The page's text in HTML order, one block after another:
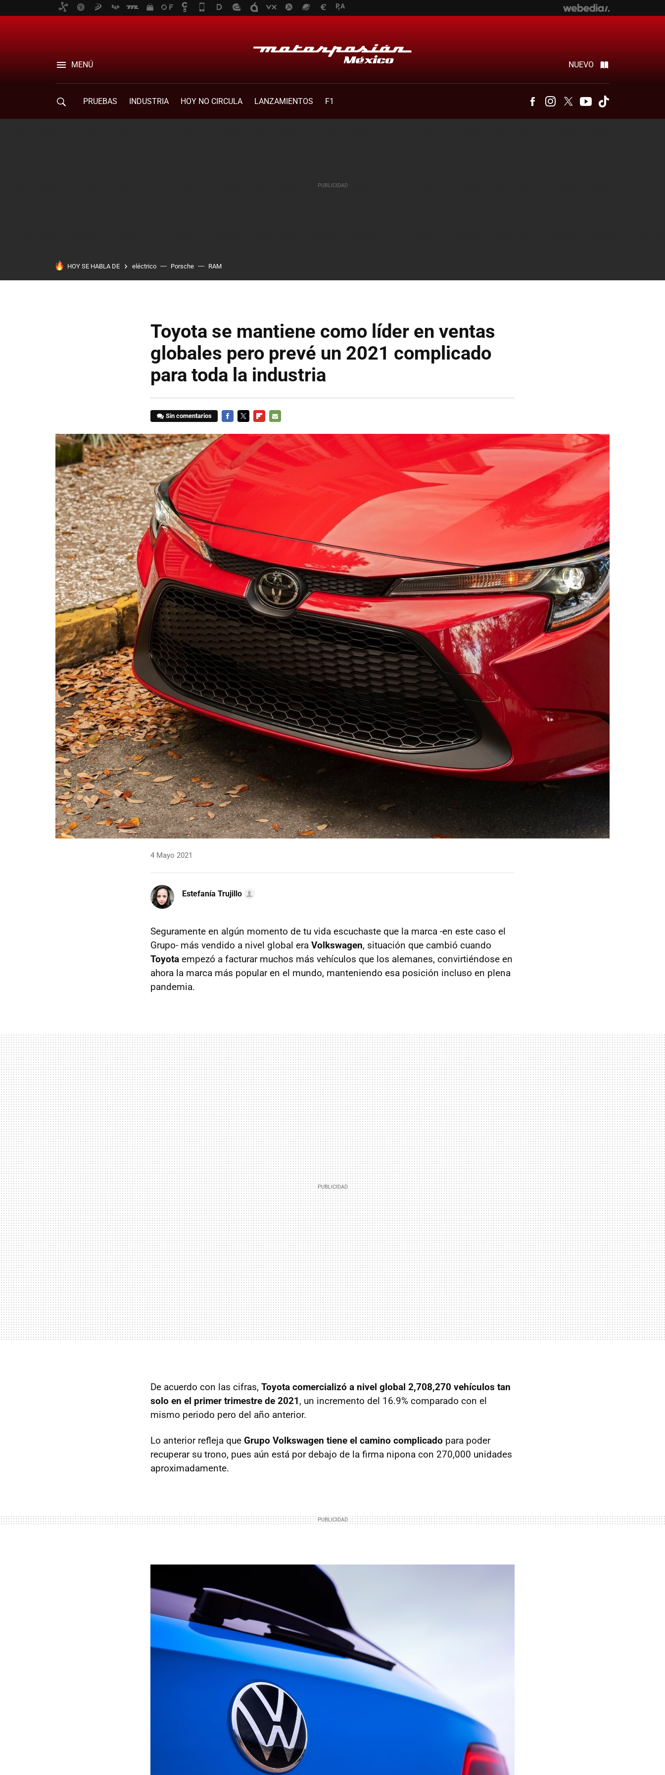
MENÚ NUEVO
PRUEBAS INDUSTRIA HOY NO CIRCULA LANZAMIENTOS F1 FacebookInstagram
Twitter Youtube
HOY SE HABLA DE eléctrico Porsche RAM
Toyota se mantiene como líder en ventas
globales pero prevé un 2021 complicado
para toda la industria
Sin comentarios
MAIL
4 Mayo 2021
Estefanía Trujillo
Seguramente en algún momento de tu vida escuchaste que la marca -en este caso el
Grupo- más vendido a nivel global era Volkswagen, situación que cambió cuando
Toyota empezó a facturar muchos más vehículos que los alemanes, convirtiéndose en
ahora la marca más popular en el mundo, manteniendo esa posición incluso en plena
pandemia.
De acuerdo con las cifras, Toyota comercializó a nivel global 2,708,270 vehículos tan
solo en el primer trimestre de 2021, un incremento del 16.9% comparado con el
mismo periodo pero del año anterior.
Lo anterior refleja que Grupo Volkswagen tiene el camino complicado para poder
recuperar su trono, pues aún está por debajo de la firma nipona con 270,000 unidades
aproximadamente.